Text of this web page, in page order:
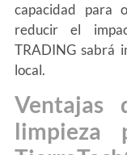
capacidad para
reducir el
TRADING sabrá
local.
Ventajas
limpieza